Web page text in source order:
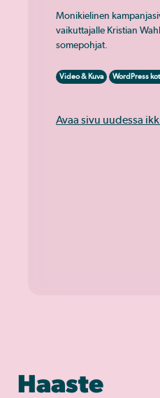
Monikielinen
vaikuttajalle Kristian
somepohjat.
Video & Kuva WordPress
Avaa sivu uudessa
Haaste